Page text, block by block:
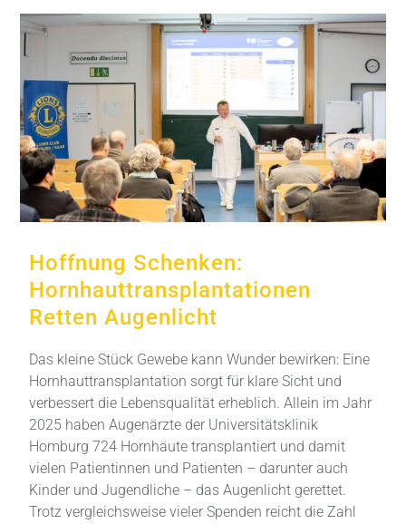
Hoffnung Schenken:
Hornhauttransplantationen
Retten Augenlicht
Das kleine Stück Gewebe kann Wunder bewirken: Eine
Hornhauttransplantation sorgt für klare Sicht und
verbessert die Lebensqualität erheblich. Allein im Jahr
2025 haben Augenärzte der Universitätsklinik
Homburg 724 Hornhäute transplantiert und damit
vielen Patientinnen und Patienten – darunter auch
Kinder und Jugendliche – das Augenlicht gerettet.
Trotz vergleichsweise vieler Spenden reicht die Zahl